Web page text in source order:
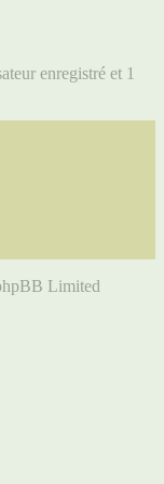
enregistré et 1
Limited